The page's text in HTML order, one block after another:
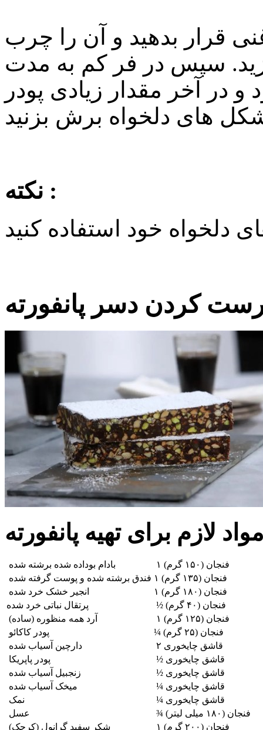
قرار بدهید و آن را چرب
سپس در فر کم به مدت
و در آخر مقدار زیادی پودر
نکته :
بادام بوداده شده برشته شده
۱ فنجان (۱۵۰ گرم)
فندق برشته شده و پوست گرفته شده
۱ فنجان (۱۳۵ گرم)
انجیر خشک خرد شده
۱ فنجان (۱۸۰ گرم)
پرتقال نباتی خرد شده
½ فنجان (۴۰ گرم)
آرد همه منظوره (ساده)
۱ فنجان (۱۲۵ گرم)
پودر کاکائو
¼ فنجان (۲۵ گرم)
دارچین آسیاب شده
۲ قاشق چایخوری
پودر پاپریکا
½ قاشق چایخوری
زنجبیل آسیاب شده
½ قاشق چایخوری
میخک آسیاب شده
¼ قاشق چایخوری
نمک
¼ قاشق چایخوری
عسل
¾ فنجان (۱۸۰ میلی لیتر)
شکر سفید گرانول (کرچک)
۱ فنجان (۲۰۰ گرم)